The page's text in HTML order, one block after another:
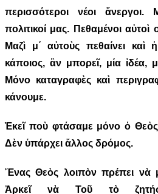
περισσότεροι νέοι ἄνεργοι.
πολιτικοί μας. Πεθαμένοι
Μαζὶ μ΄ αὐτοὺς πεθαίνει
κάποιος, ἂν μπορεῖ, μία ἰδέα,
Μόνο καταγραφὲς καὶ
κάνουμε.
Ἐκεῖ ποὺ φτάσαμε μόνο ὁ
Δὲν ὑπάρχει ἄλλος δρόμος.
Ἕνας Θεὸς λοιπὸν πρέπει νὰ
Ἀρκεῖ νὰ Τοῦ τὸ